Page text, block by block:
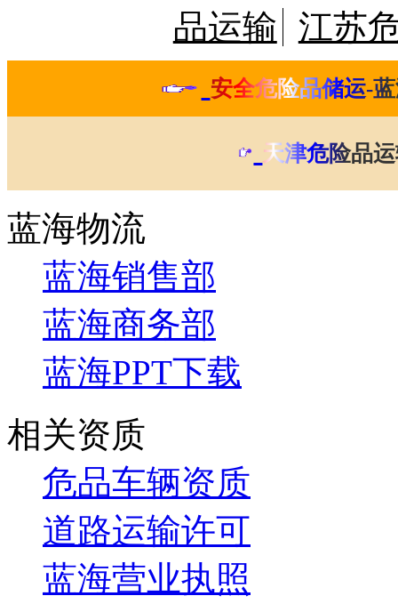
品运输 江苏
安全危险品储运-
天津危险品
蓝海物流
蓝海销售部
蓝海商务部
蓝海PPT下载
相关资质
危品车辆资质
道路运输许可
蓝海营业执照